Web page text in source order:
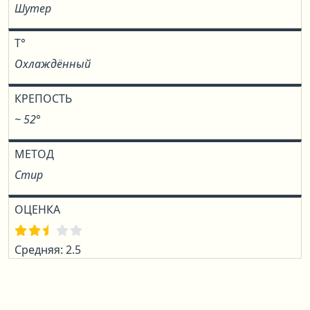
Шутер
T°
Охлаждённый
КРЕПОСТЬ
~ 52°
МЕТОД
Стир
ОЦЕНКА
Средняя: 2.5